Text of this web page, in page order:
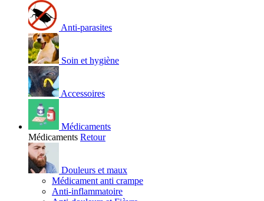
Anti-parasites
Soin et hygiène
Accessoires
Médicaments
Médicaments Retour
Douleurs et maux
Médicament anti crampe
Anti-inflammatoire